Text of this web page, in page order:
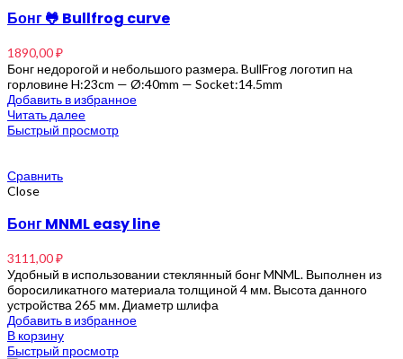
Бонг 🐸 Bullfrog curve
1890,00₽
Бонг недорогой и небольшого размера. BullFrog логотип на
горловине H:23cm — Ø:40mm — Socket:14.5mm
Добавить в избранное
Читать далее
Быстрый просмотр
Сравнить
Close
Бонг MNML easy line
3111,00₽
Удобный в использовании стеклянный бонг MNML. Выполнен из
боросиликатного материала толщиной 4 мм. Высота данного
устройства 265 мм. Диаметр шлифа
Добавить в избранное
В корзину
Быстрый просмотр